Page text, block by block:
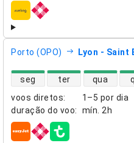
companhias aéreas
Porto (OPO) Lyon - Saint
voos diretos:
1–5 por dia
duração do voo: mín. 2h
disponibilidade de voos
seg ter qua
companhias aéreas